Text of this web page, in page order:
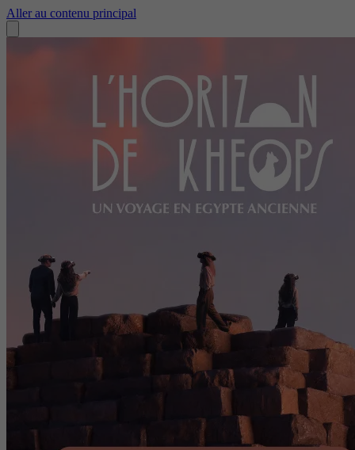
Aller au contenu principal